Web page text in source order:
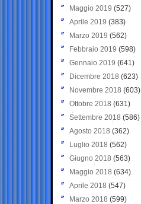
Maggio 2019 (527)
Aprile 2019 (383)
Marzo 2019 (562)
Febbraio 2019 (598)
Gennaio 2019 (641)
Dicembre 2018 (623)
Novembre 2018 (603)
Ottobre 2018 (631)
Settembre 2018 (586)
Agosto 2018 (362)
Luglio 2018 (562)
Giugno 2018 (563)
Maggio 2018 (634)
Aprile 2018 (547)
Marzo 2018 (599)